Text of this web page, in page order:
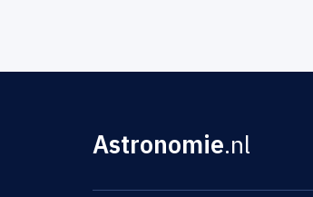
Astronomie.nl